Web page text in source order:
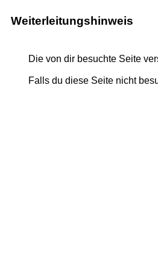
Weiterleitungshinweis
Die von dir besuchte Seite
Falls du diese Seite nicht